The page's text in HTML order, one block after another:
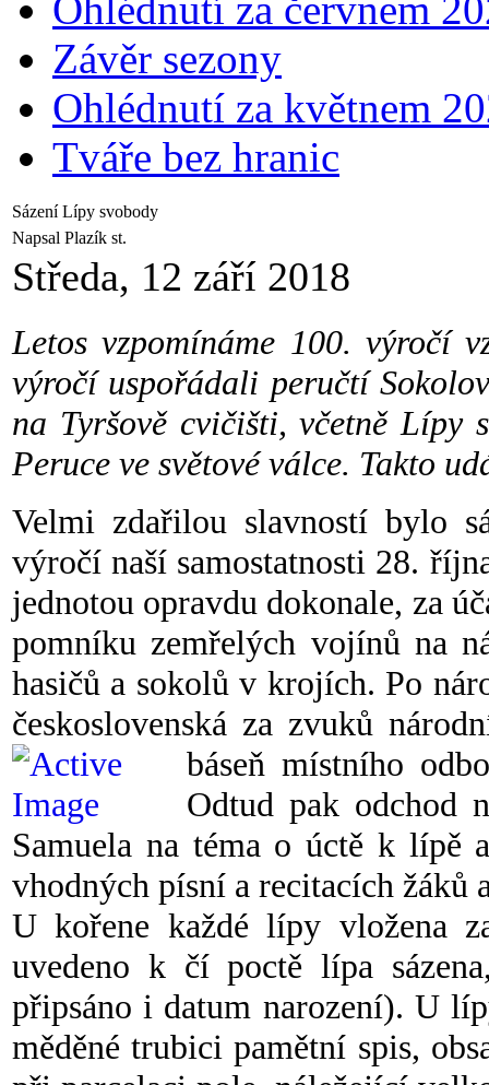
Závěr sezony
Ohlédnutí za květnem
Tváře bez hranic
Sázení Lípy svobody
Napsal Plazík st.
Středa, 12 září 2018
Letos vzpomínáme 100. výročí
výročí uspořádali peručtí
na Tyršově cvičišti, včetně Lípy
Peruce ve světové válce. Takto
Velmi zdařilou slavností bylo
výročí naší samostatnosti 28.
jednotou opravdu dokonale, za
pomníku zemřelých vojínů na
hasičů a sokolů v krojích. Po
československá za zvuků
báseň místního
Odtud pak odchod
Samuela na téma o úctě k lípě
vhodných písní a recitacích žáků
U kořene každé lípy vložena
uvedeno k čí poctě lípa
připsáno i datum narození). U
měděné trubici pamětní spis,